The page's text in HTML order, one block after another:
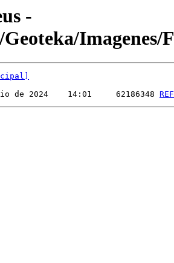
-
Imagenes/
de 2024    14:01     62186348